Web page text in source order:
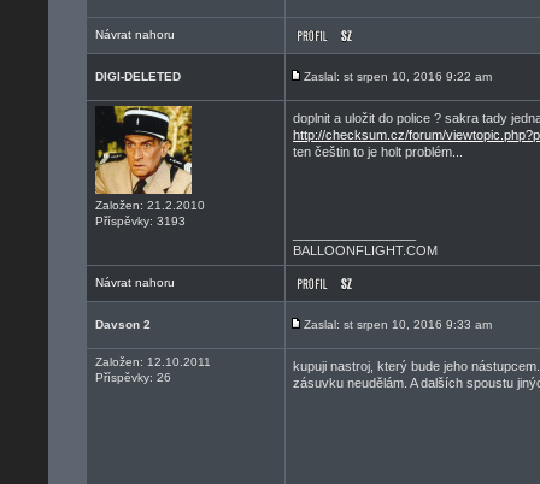
Návrat nahoru
DIGI-DELETED Zaslal: st srpen 10, 2016 9:22 am
Založen: 21.2.2010
Příspěvky: 3193
doplnit a uložit do police ? sakra tady
http://checksum.cz/forum/
ten češtin to je holt problém...
BALLOONFLIGHT.COM
Návrat nahoru
Davson 2 Zaslal: st srpen 10, 2016 9:33 am
Založen: 12.10.2011
Příspěvky: 26
kupuji nastroj, který bude jeho
zásuvku neudělám. A dalších spoustu